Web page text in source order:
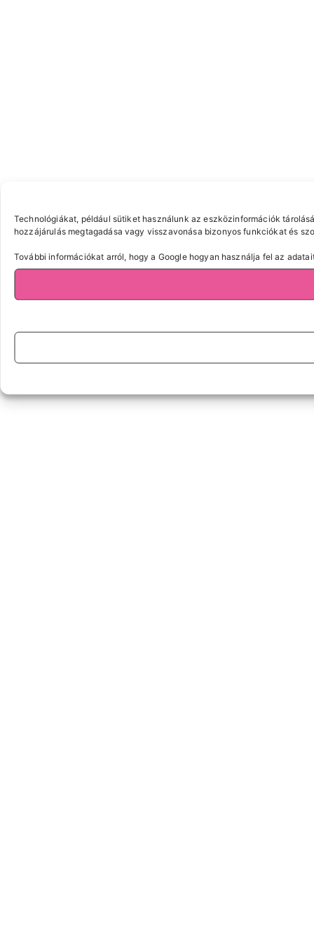
Technológiákat, például sütiket használunk az eszközinformációk
hozzájárulás megtagadása vagy visszavonása bizonyos funkciókat és
További információkat arról, hogy a Google hogyan használja fel az